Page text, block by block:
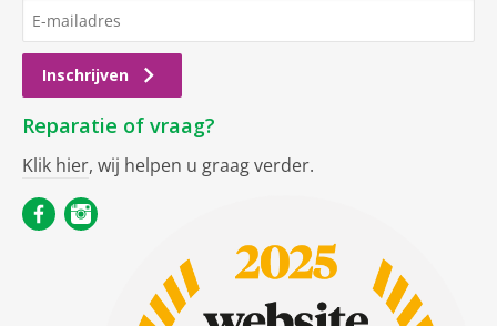
Inschrijven
Reparatie of vraag?
Klik hier, wij helpen u graag verder.